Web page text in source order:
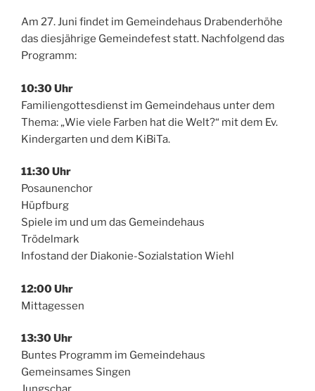
Am 27. Juni findet im Gemeindehaus Drabenderhöhe
das diesjährige Gemeindefest statt. Nachfolgend das
Programm:
10:30 Uhr
Familiengottesdienst im Gemeindehaus unter dem
Thema: „Wie viele Farben hat die Welt?“ mit dem Ev.
Kindergarten und dem KiBiTa.
11:30 Uhr
Posaunenchor
Hüpfburg
Spiele im und um das Gemeindehaus
Trödelmark
Infostand der Diakonie-Sozialstation Wiehl
12:00 Uhr
Mittagessen
13:30 Uhr
Buntes Programm im Gemeindehaus
Gemeinsames Singen